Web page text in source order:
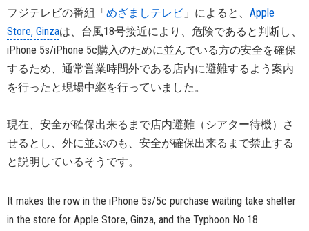
フジテレビの番組「めざましテレビ 」によると、 Apple
Store, Ginzaは、台風18号接近により、危険であると判断し、
iPhone 5s/iPhone 5c購入のために並んでいる方の安全を確保
するため、通常営業時間外である店内に避難するよう案内
を行ったと現場中継を行っていました。
現在、安全が確保出来るまで店内避難（シアター待機）さ
せるとし、外に並ぶのも、安全が確保出来るまで禁止する
と説明しているそうです。
It makes the row in the iPhone 5s/5c purchase waiting take shelter
in the store for Apple Store, Ginza, and the Typhoon No.18